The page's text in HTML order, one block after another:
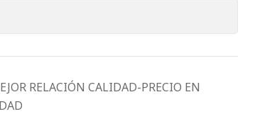
RELACIÓN CALIDAD-PRECIO EN